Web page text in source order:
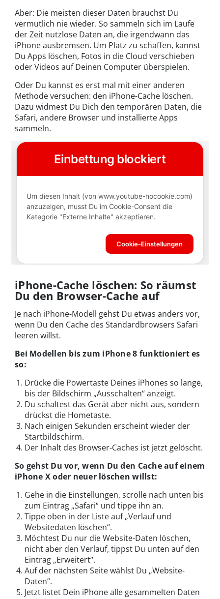
Aber: Die meisten dieser Daten brauchst Du
vermutlich nie wieder. So sammeln sich im Laufe
der Zeit nutzlose Daten an, die irgendwann das
iPhone ausbremsen. Um Platz zu schaffen, kannst
Du Apps löschen, Fotos in die Cloud verschieben
oder Videos auf Deinen Computer überspielen.
Oder Du kannst es erst mal mit einer anderen
Methode versuchen: den iPhone-Cache löschen.
Dazu widmest Du Dich den temporären Daten, die
Safari, andere Browser und installierte Apps
sammeln.
iPhone-Cache löschen: So räumst
Du den Browser-Cache auf
Je nach iPhone-Modell gehst Du etwas anders vor,
wenn Du den Cache des Standardbrowsers Safari
leeren willst.
Bei Modellen bis zum iPhone 8 funktioniert es
so:
Drücke die Powertaste Deines iPhones so lange,
bis der Bildschirm „Ausschalten“ anzeigt.
Du schaltest das Gerät aber nicht aus, sondern
drückst die Hometaste.
Nach einigen Sekunden erscheint wieder der
Startbildschirm.
Der Inhalt des Browser-Caches ist jetzt gelöscht.
So gehst Du vor, wenn Du den Cache auf einem
iPhone X oder neuer löschen willst:
Gehe in die Einstellungen, scrolle nach unten bis
zum Eintrag „Safari“ und tippe ihn an.
Tippe oben in der Liste auf „Verlauf und
Websitedaten löschen“.
Möchtest Du nur die Website-Daten löschen,
nicht aber den Verlauf, tippst Du unten auf den
Eintrag „Erweitert“.
Auf der nächsten Seite wählst Du „Website-
Daten“.
Jetzt listet Dein iPhone alle gesammelten Daten